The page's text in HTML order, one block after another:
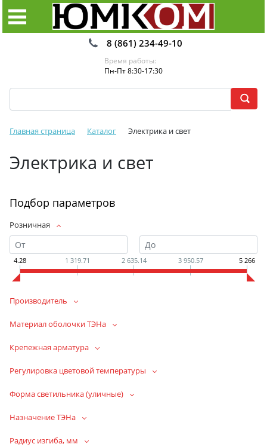
8 (861) 234-49-10
Время работы:
Пн-Пт 8:30-17:30
Главная страница Каталог Электрика и свет
Электрика и свет
Подбор параметров
Розничная
4.28 1 319.71 2 635.14 3 950.57 5 266
Производитель
Материал оболочки ТЭНа
Крепежная арматура
Регулировка цветовой температуры
Форма светильника (уличные)
Назначение ТЭНа
Радиус изгиба, мм